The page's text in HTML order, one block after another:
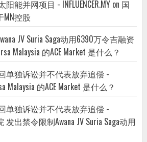
能并网项目 - INFLUENCER.MY on 国
MN控股
JV Suria Saga动用6390万令吉融资
Malaysia 的ACE Market 是什么？
单独诉讼并不代表放弃追偿 -
Malaysia 的ACE Market 是什么？
单独诉讼并不代表放弃追偿 -
发出禁令限制Awana JV Suria Saga动用